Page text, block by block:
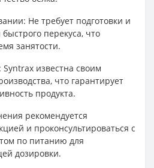
Не требует подготовки и
перекуса, что
занятости.
известна своим
что гарантирует
продукта.
рекомендуется
и проконсультироваться с
по питанию для
дозировки.